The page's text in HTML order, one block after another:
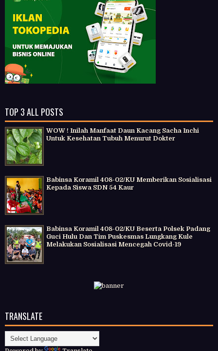
TOP 3 ALL POSTS
WOW ! Inilah Manfaat Daun Kacang Sacha Inchi
Untuk Kesehatan Tubuh Menurut Dokter
Babinsa Koramil 408-02/KU Memberikan Sosialisasi
Kepada Siswa SDN 54 Kaur
Babinsa Koramil 408-02/KU Beserta Polsek Padang
Guci Hulu Dan Tim Puskesmas Lungkang Kule
Melakukan Sosialisasi Mencegah Covid-19
TRANSLATE